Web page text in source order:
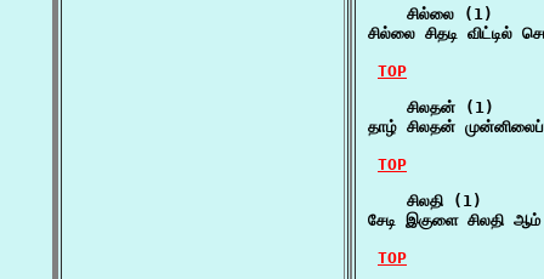
    சில்லை (1)
சில்லை சிதடி
TOP
    சிலதன் (1)
தாழ் சிலதன்
TOP
    சிலதி (1)
சேடி இகுளை சிலதி
TOP